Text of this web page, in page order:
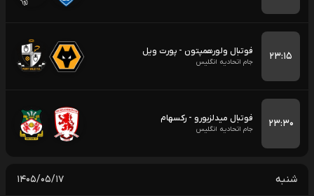
۲۳:۱۵ فوتبال ولورهمپتون - پورت ویل
جام اتحادیه انگلیس
۲۳:۳۰ فوتبال میدلزبورو - رکسهام
جام اتحادیه انگلیس
شنبه ۱۴۰۵/۰۵/۱۷